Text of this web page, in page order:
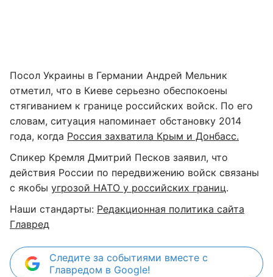
Посол Украины в Германии Андрей Мельник
отметил, что в Киеве серьезно обеспокоены
стягиванием к границе российских войск. По его
словам, ситуация напоминает обстановку 2014
года, когда Россия захватила Крым и Донбасс.
Спикер Кремля Дмитрий Песков заявил, что
действия России по передвижению войск связаны
с якобы угрозой НАТО у российских границ.
Наши стандарты: Редакционная политика сайта
Главред
Следите за событиями вместе с
Главредом в Google!